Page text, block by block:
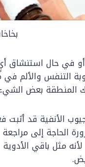
في حال استنشاق أيٍ
التنفس والألم
المنطقة بعض
الأنفية قد أثبت
الحاجة إلى
لأنه مثل باقي